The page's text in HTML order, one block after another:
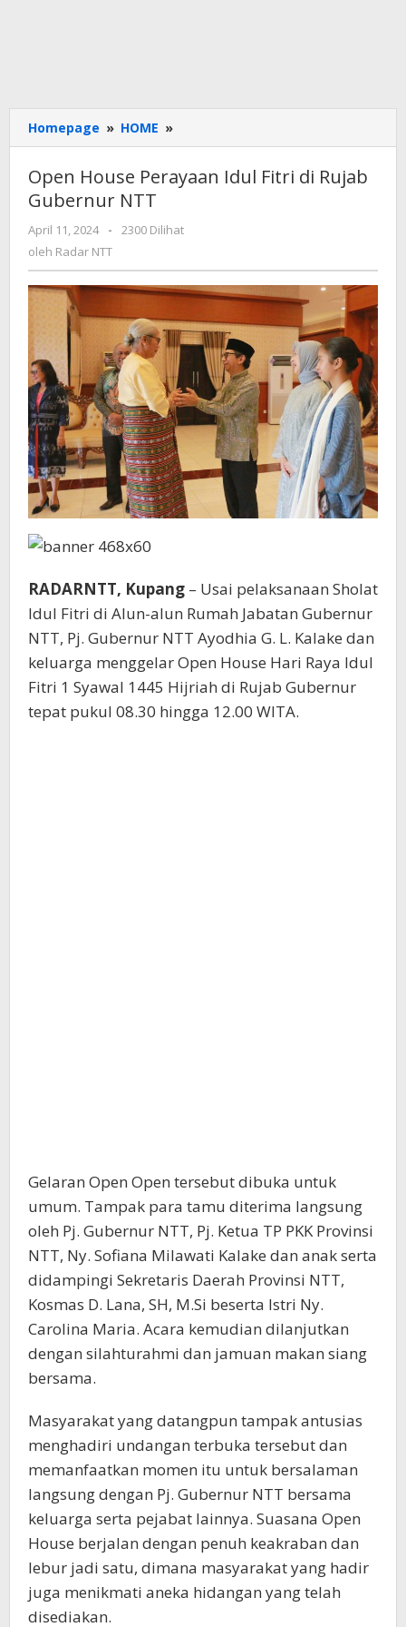
Homepage » HOME »
House
Idul
di
Open House Perayaan Idul Fitri di Rujab
Gubernur NTT
April 11, 2024
oleh
Radar
-
2300 Dilihat
oleh Radar NTT
RADARNTT, Kupang – Usai pelaksanaan Sholat
Idul Fitri di Alun-alun Rumah Jabatan Gubernur
NTT, Pj. Gubernur NTT Ayodhia G. L. Kalake dan
keluarga menggelar Open House Hari Raya Idul
Fitri 1 Syawal 1445 Hijriah di Rujab Gubernur
tepat pukul 08.30 hingga 12.00 WITA.
Gelaran Open Open tersebut dibuka untuk
umum. Tampak para tamu diterima langsung
oleh Pj. Gubernur NTT, Pj. Ketua TP PKK Provinsi
NTT, Ny. Sofiana Milawati Kalake dan anak serta
didampingi Sekretaris Daerah Provinsi NTT,
Kosmas D. Lana, SH, M.Si beserta Istri Ny.
Carolina Maria. Acara kemudian dilanjutkan
dengan silahturahmi dan jamuan makan siang
bersama.
Masyarakat yang datangpun tampak antusias
menghadiri undangan terbuka tersebut dan
memanfaatkan momen itu untuk bersalaman
langsung dengan Pj. Gubernur NTT bersama
keluarga serta pejabat lainnya. Suasana Open
House berjalan dengan penuh keakraban dan
lebur jadi satu, dimana masyarakat yang hadir
juga menikmati aneka hidangan yang telah
disediakan.